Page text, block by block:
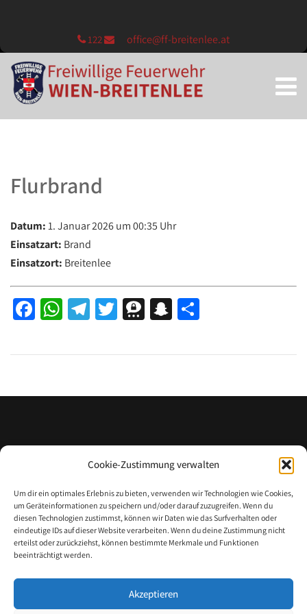
Cookie-Zustimmung verwalten
Um dir ein optimales Erlebnis zu bieten, verwenden wir Technologien wie Cookies,
um Geräteinformationen zu speichern und/oder darauf zuzugreifen. Wenn du
diesen Technologien zustimmst, können wir Daten wie das Surfverhalten oder
eindeutige IDs auf dieser Website verarbeiten. Wenn du deine Zustimmung nicht
erteilst oder zurückziehst, können bestimmte Merkmale und Funktionen
beeinträchtigt werden.
Akzeptieren
122 office@ff-breitenlee.at
Flurbrand
Datum:1. Januar 2026 um 00:35 Uhr
Einsatzart: Brand
Einsatzort: Breitenlee
Facebook
WhatsApp
Telegram
Twitter
Threema
Snapchat
NOTRUF 122
Freiwillige Feuerwehr Wien - Breitenlee
Breitenleer Straße 268